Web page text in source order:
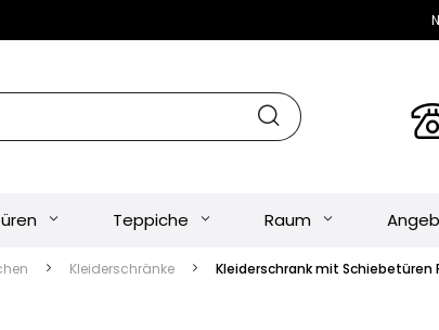
Teppiche Raum
Kleiderschränke Kleiderschrank mit Schiebetüren